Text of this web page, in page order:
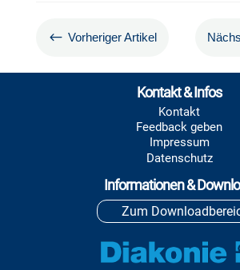
# Vorheriger Artikel
Kontakt & Infos
Kontakt
Feedback geben
Impressum
Datenschutz
Informationen &
Zum